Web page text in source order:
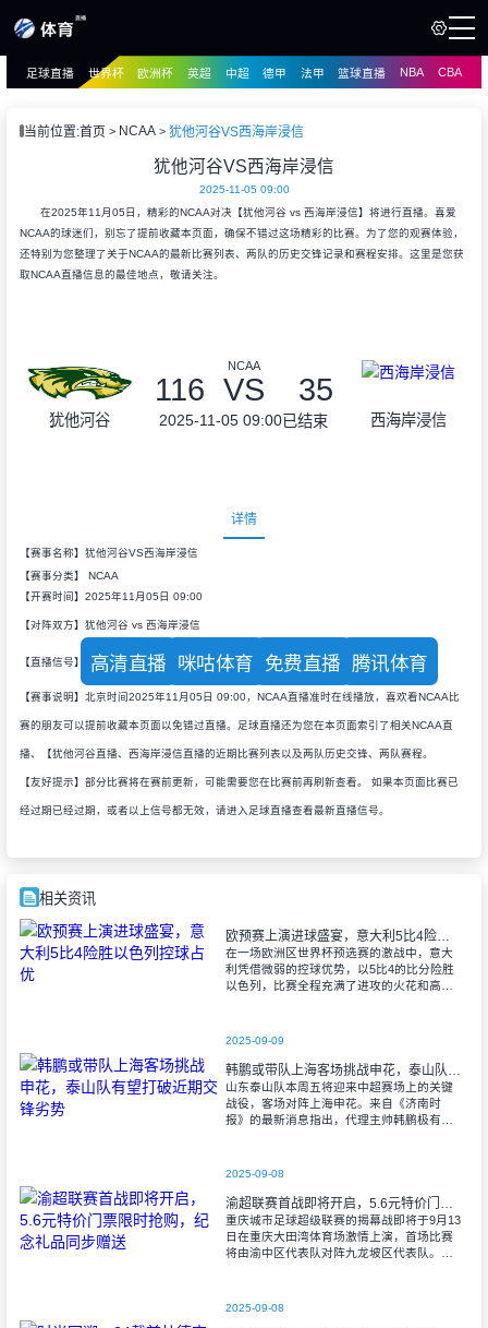
播
足球直播 世界杯 欧洲杯 英超 中超 德甲 法甲 篮球直播 NBA CBA
当前位置:首页 NCAA 犹他河谷VS西海岸浸信
犹他河谷VS西海岸浸信
2025-11-05 09:00
在2025年11月05日，精彩的NCAA对决【犹他河谷 vs 西海岸浸信】将进行直播。喜爱
NCAA的球迷们，别忘了提前收藏本页面，确保不错过这场精彩的比赛。为了您的观赛体验，
还特别为您整理了关于NCAA的最新比赛列表、两队的历史交锋记录和赛程安排。这里是您获
取NCAA直播信息的最佳地点，敬请关注。
犹他河谷
NCAA
116 VS 35
2025-11-05 09:00已结束 西海岸浸信
详情
【赛事名称】犹他河谷VS西海岸浸信
【赛事分类】 NCAA
【开赛时间】2025年11月05日 09:00
【对阵双方】犹他河谷 vs 西海岸浸信
【直播信号】 高清直播 咪咕体育 免费直播 腾讯体育
【赛事说明】北京时间2025年11月05日 09:00，NCAA直播准时在线播放，喜欢看NCAA比
赛的朋友可以提前收藏本页面以免错过直播。足球直播还为您在本页面索引了相关NCAA直
播、【犹他河谷直播、西海岸浸信直播的近期比赛列表以及两队历史交锋、两队赛程。
【友好提示】部分比赛将在赛前更新，可能需要您在比赛前再刷新查看。 如果本页面比赛已
经过期已经过期，或者以上信号都无效，请进入足球直播查看最新直播信号。
相关资讯
欧预赛上演进球盛宴，意大利5比4险胜以色列控球占优
在一场欧洲区世界杯预选赛的激战中，意大
利凭借微弱的控球优势，以5比4的比分险胜
以色列，比赛全程充满了进攻的火花和高效
2025-09-09
山东泰山队本周五将迎来中超赛场上的关键
战役，客场对阵上海申花。来自《济南时
报》的最新消息指出，代理主帅韩鹏极有可
验。
2025-09-08
渝超联赛首战即将开启，5.6元特价门票限时抢购，纪念礼品同步赠送
重庆城市足球超级联赛的揭幕战即将于9月13
日在重庆大田湾体育场激情上演，首场比赛
将由渝中区代表队对阵九龙坡区代表队。据
2025-09-08